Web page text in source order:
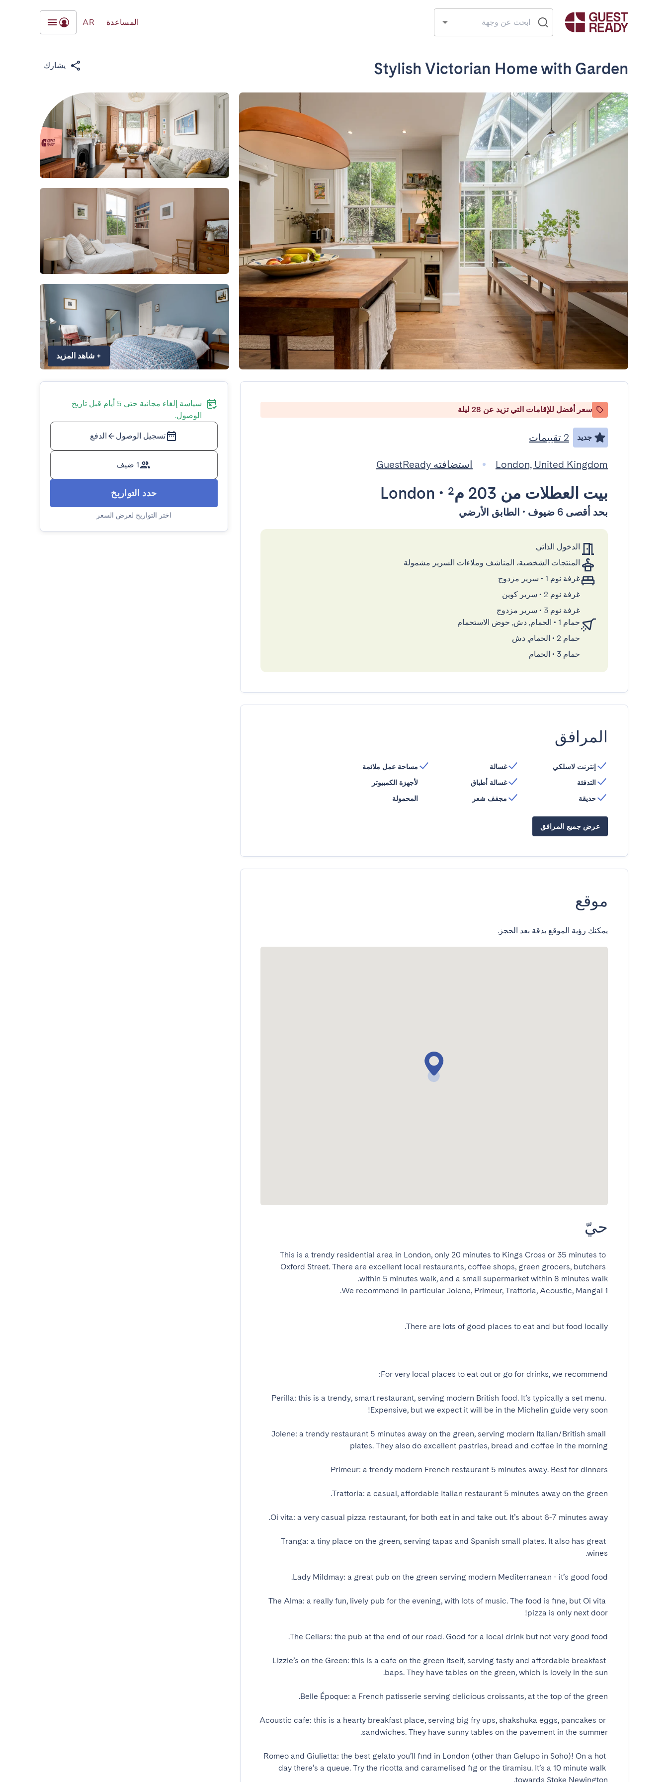
المساعدة AR
Stylish Victorian Home with Garden يشارك
+ شاهد المزيد
سعر أفضل للإقامات التي تزيد عن 28 ليلة
جديد 2 تقييمات
London, United Kingdom استضافته GuestReady
بيت العطلات من 203 م² •
London
بحد أقصى 6 ضيوف • الطابق الأرضي
الدخول الذاتي
المنتجات الشخصية، المناشف وملاءات السرير مشمولة
غرفة نوم 1
• سرير مزدوج
غرفة نوم 2
• سرير كوين
غرفة نوم 3
• سرير مزدوج
حمام 1
• الحمام, دش, حوض الاستحمام
حمام 2
• الحمام, دش
حمام 3
• الحمام
المرافق
إنترنت لاسلكي
التدفئة
حديقة
غسالة
غسالة أطباق
مجفف شعر
مساحة عمل ملائمة
لأجهزة الكمبيوتر
المحمولة
عرض جميع المرافق
موقع
يمكنك رؤية الموقع بدقة بعد الحجز.
حيّ
This is a trendy residential area in London, only 20 minutes to Kings Cross or 35 minutes to
Oxford Street. There are excellent local restaurants, coffee shops, green grocers, butchers
Perilla: this is a trendy, smart restaurant, serving modern British food. It’s typically a set menu.
Jolene: a trendy restaurant 5 minutes away on the green, serving modern Italian/British small
Tranga: a tiny place on the green, serving tapas and Spanish small plates. It also has great
The Alma: a really fun, lively pub for the evening, with lots of music. The food is fine, but Oi vita
Lizzie’s on the Green: this is a cafe on the green itself, serving tasty and affordable breakfast
Acoustic cafe: this is a hearty breakfast place, serving big fry ups, shakshuka eggs, pancakes or
Romeo and Giulietta: the best gelato you’ll find in London (other than Gelupo in Soho)! On a hot
day there’s a queue. Try the ricotta and caramelised fig or the tiramisu. It’s a 10 minute walk
سياسة إلغاء مجانية حتى 5 أيام قبل تاريخ
الوصول.
تسجيل الوصول الدفع
1 ضيف
حدد التواريخ
اختر التواريخ لعرض السعر